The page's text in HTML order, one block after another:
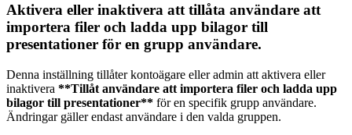
Aktivera eller inaktivera att tillåta användare att
importera filer och ladda upp bilagor till
presentationer för en grupp användare.
Denna inställning tillåter kontoägare eller admin att aktivera eller
inaktivera **Tillåt användare att importera filer och ladda upp
bilagor till presentationer** för en specifik grupp användare.
Ändringar gäller endast användare i den valda gruppen.